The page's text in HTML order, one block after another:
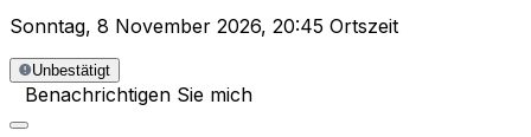
Sonntag, 8 November 2026, 20:45 Ortszeit
Unbestätigt
Benachrichtigen Sie mich